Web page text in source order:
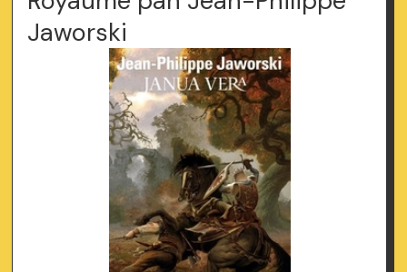
Jaworski